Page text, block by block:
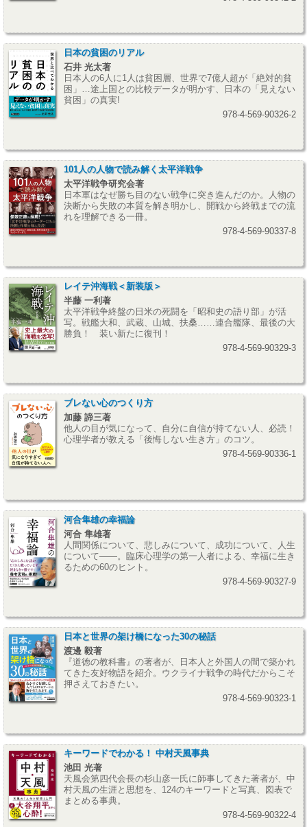
日本の貧困のリアル
石井 光太著
日本人の6人に1人は貧困層、世界で7億人超が「絶対的貧
困」…途上国との比較データが明かす、日本の「見えない
貧困」の真実!
978-4-569-90326-2
101人の人物で読み解く太平洋戦争
太平洋戦争研究会著
日本軍はなぜ勝ち目のない戦争に突き進んだのか。人物の
決断から失敗の本質を解き明かし、開戦から終戦までの流
れを理解できる一冊。
978-4-569-90337-8
レイテ沖海戦＜新装版＞
半藤 一利著
太平洋戦争終盤の日米の死闘を「昭和史の語り部」が活
写。戦艦大和、武蔵、山城、扶桑……連合艦隊、最後の大
勝負！ 装い新たに復刊！
978-4-569-90329-3
ブレない心のつくり方
加藤 諦三著
他人の目が気になって、自分に自信が持てない人、必読！
心理学者が教える「後悔しない生き方」のコツ。
978-4-569-90336-1
河合隼雄の幸福論
河合 隼雄著
人間関係について、悲しみについて、成功について、人生
について――。臨床心理学の第一人者による、幸福に生き
るための60のヒント。
978-4-569-90327-9
日本と世界の架け橋になった30の秘話
渡邊 毅著
『道徳の教科書』の著者が、日本人と外国人の間で築かれ
てきた友好物語を紹介。ウクライナ戦争の時代だからこそ
押さえておきたい。
978-4-569-90323-1
キーワードでわかる！ 中村天風事典
池田 光著
天風会第四代会長の杉山彦一氏に師事してきた著者が、中
村天風の生涯と思想を、124のキーワードと写真、図表で
まとめる事典。
978-4-569-90322-4